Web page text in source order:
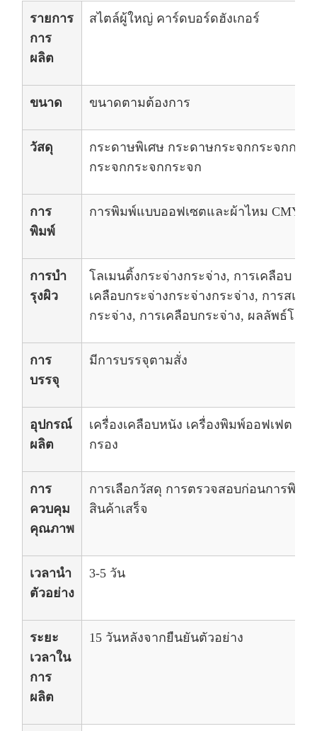
รายการ
การ
ผลิต
สไตล์ผู้ใหญ่ คาร์ดบอร์ดฮังเกอร์
ขนาด ขนาดตามต้องการ
วัสดุ
กระดาษพิเศษ กระดาษกระจกกระจกกระ
กระจกกระจกกระจก
การ
พิมพ์
การพิมพ์แบบออฟเซตและผ้าไหม CMYK
การบํา
รุงผิว
โลเมนติ้งกระจ่างกระจ่าง, การเคลือบ
เคลือบกระจ่างกระจ่างกระจ่าง, การสแต
กระจ่าง, การเคลือบกระจ่าง, ผลลัพธ์โฮโ
การ
บรรจุ
มีการบรรจุตามสั่ง
อุปกรณ์
ผลิต
เครื่องเคลือบหนัง เครื่องพิมพ์ออฟเฟต เค
กรอง
การ
ควบคุม
คุณภาพ
การเลือกวัสดุ การตรวจสอบก่อนการพิมพ์
สินค้าเสร็จ
เวลานํา
ตัวอย่าง
3-5 วัน
ระยะ
เวลาใน
การ
ผลิต
15 วันหลังจากยืนยันตัวอย่าง